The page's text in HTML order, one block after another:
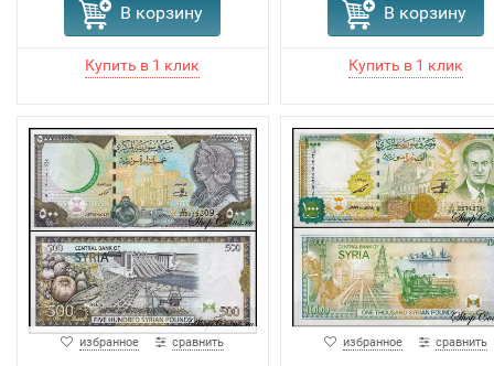
В корзину В корзину
избранное сравнить избранное сравнить